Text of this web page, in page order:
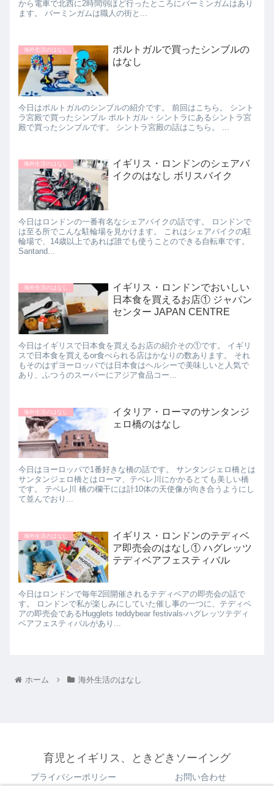
から電車で北西に2時間弱ほど行ったところにバーミンガムはあり
ます。 バーミンガムは職人の街と...
海外生活のはなし
ポルトガルで買ったシンブルの
はなし
今日はポルトガルのシンブルの紹介です。 前回はこちら。 シント
ラ宮殿で買ったシンブル ポルトガル・シントラにあるシントラ宮
殿で買ったシンブルです。 シントラ宮殿の話はこちら。 ...
海外生活のはなし
イギリス・ロンドンのシェアバ
イクのはなし ボリスバイク
今日はロンドンの一番有名なシェアバイクの話です。 ロンドンで
は至る所でこんな駐輪場を見かけます。 これはシェアバイクの駐
輪場で、14歳以上であれば誰でも使うことのできる自転車です。
Santand...
海外生活のはなし
イギリス・ロンドンでおいしい
日本食を買えるお店① ジャパン
センター JAPAN CENTRE
今日はイギリスで日本食を買えるお店の紹介その①です。 イギリ
スで日本食を買えるor食べられる店はかなりの数あります。 それ
もそのはずヨーロッパでは日本食はヘルシーで美味しいと人気で
あり、ふつうのスーパーにアジア食品コー...
海外生活のはなし
イタリア・ローマのサンタンジ
ェロ橋のはなし
今日はヨーロッパで1番好きな橋の話です。 サンタンジェロ橋とは
サンタンジェロ橋とはローマ、テベレ川にかかるとても美しい橋
です。 テベレ川 橋の欄干には計10体の天使像が向き合うようにし
て並んでおり...
海外生活のはなし
イギリス・ロンドンのテディベ
ア即売会のはなし① ハグレッツ
テディベアフェスティバル
今日はロンドンで毎年2回開催されるテディベアの即売会の話で
す。 ロンドンで私が楽しみにしていた催し事の一つに、テディベ
アの即売会であるHugglets teddybear festivals-ハグレッツテディ
ベアフェスティバルがあり...
ホーム 海外生活のはなし
育児とイギリス、ときどきソーイング
プライバシーポリシー お問い合わせ